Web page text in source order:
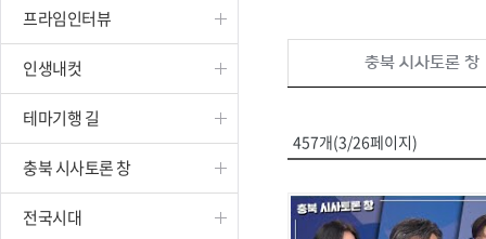
보은
옥천
시청자 FLEX
특집프로그램
프라임인터뷰
인생내컷
테마기행 길
충북 시사토론 창
전국시대
충북 시사토론 창
457개(3/26페이지)